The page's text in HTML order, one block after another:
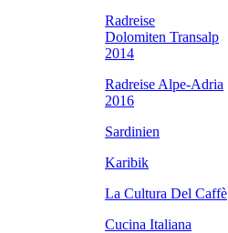
Radreise
Dolomiten Transalp
2014
Radreise Alpe-Adria
2016
Sardinien
Karibik
La Cultura Del Caffè
Cucina Italiana